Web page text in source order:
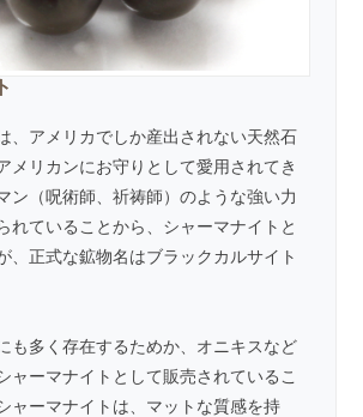
、アメリカでしか産出されない天然石
メリカンにお守りとして愛用されてき
ン（呪術師、祈祷師）のような強い力
れていることから、シャーマナイトと
、正式な鉱物名はブラックカルサイト
も多く存在するためか、オニキスなど
ャーマナイトとして販売されているこ
ャーマナイトは、マットな質感を持